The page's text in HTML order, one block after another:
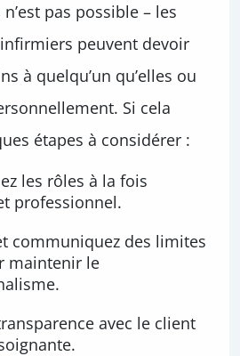
pas possible – les
peuvent devoir
à quelqu’un qu’elles ou
Si cela
étapes à considérer :
les rôles à la fois
professionnel.
communiquez des limites
maintenir le
avec le client